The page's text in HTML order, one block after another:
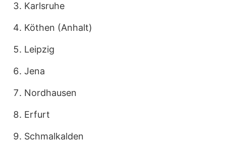
Karlsruhe
Köthen (Anhalt)
Leipzig
Jena
Nordhausen
Erfurt
Schmalkalden